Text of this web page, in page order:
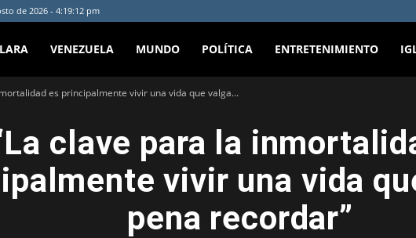
de 2026 - 4:19:12 pm
LARA VENEZUELA MUNDO POLÍTICA ENTRETENIMIENTO
es principalmente vivir una vida que valga...
clave para la
vivir una vida
pena recordar”